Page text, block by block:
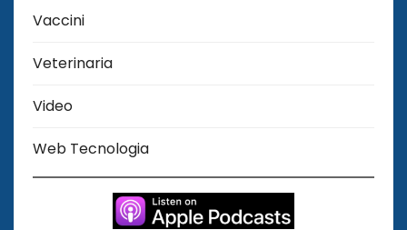
Vaccini
Veterinaria
Video
Web Tecnologia